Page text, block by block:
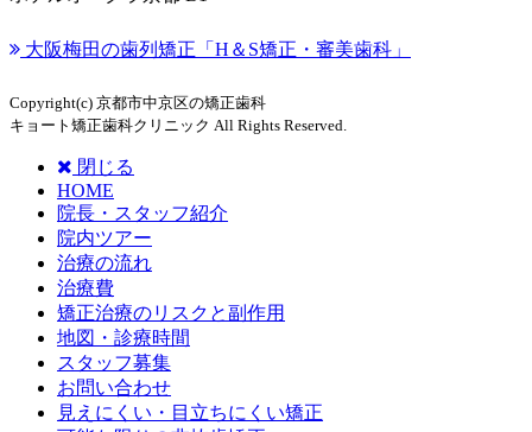
大阪梅田の歯列矯正「H＆S矯正・審美歯科」
Copyright(c) 京都市中京区の矯正歯科
キョート矯正歯科クリニック All Rights Reserved.
閉じる
HOME
院長・スタッフ紹介
院内ツアー
治療の流れ
治療費
矯正治療のリスクと副作用
地図・診療時間
スタッフ募集
お問い合わせ
見えにくい・目立ちにくい矯正